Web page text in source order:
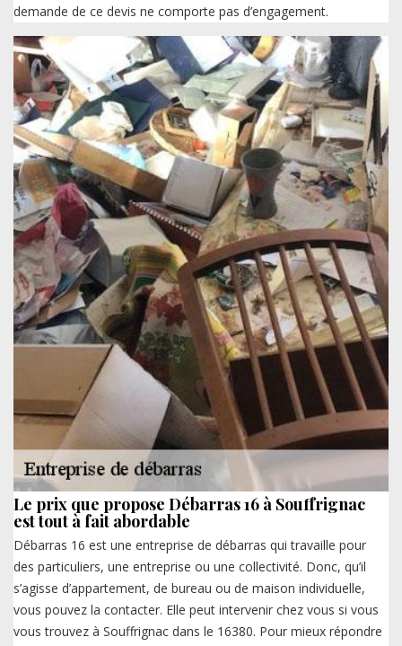
demande de ce devis ne comporte pas d’engagement.
Le prix que propose Débarras 16 à Souffrignac
est tout à fait abordable
Débarras 16 est une entreprise de débarras qui travaille pour
des particuliers, une entreprise ou une collectivité. Donc, qu’il
s’agisse d’appartement, de bureau ou de maison individuelle,
vous pouvez la contacter. Elle peut intervenir chez vous si vous
vous trouvez à Souffrignac dans le 16380. Pour mieux répondre